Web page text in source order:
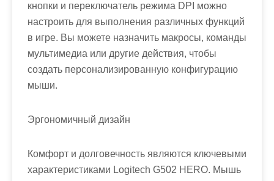
кнопки и переключатель режима DPI можно
настроить для выполнения различных функций
в игре. Вы можете назначить макросы, команды
мультимедиа или другие действия, чтобы
создать персонализированную конфигурацию
мыши.
Эргономичный дизайн
Комфорт и долговечность являются ключевыми
характеристиками Logitech G502 HERO. Мышь